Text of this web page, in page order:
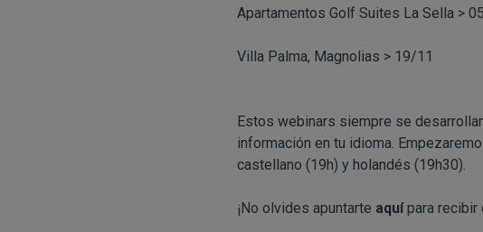
Apartamentos Golf Suites La Sella >
Villa Palma, Magnolias > 19/11
Estos webinars siempre se
información en tu idioma.
castellano (19h) y holandés (19h30).
¡No olvides apuntarte aquípara recibir